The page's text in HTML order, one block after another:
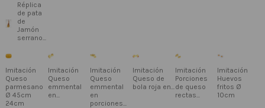
Réplica
de pata
de
Jamón
serrano...
Imitación
Queso
parmesano
Ø 45cm
24cm
Imitación
Queso
emmental
en...
Imitación
Queso
emmental
en
porciones...
Imitación
Queso de
bola roja en...
Imitación
Porciones
de queso
rectas...
Imitación
Huevos
fritos Ø
10cm